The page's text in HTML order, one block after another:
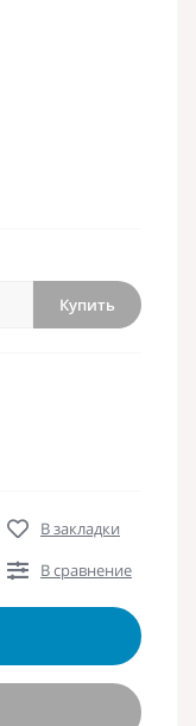
Купить
В закладки
В сравнение